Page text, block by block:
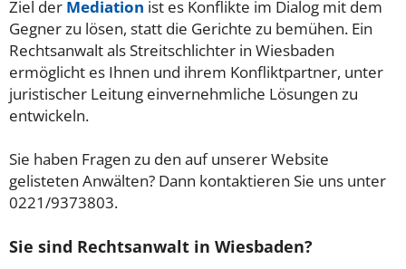
Ziel der Mediation ist es Konflikte im Dialog mit dem
Gegner zu lösen, statt die Gerichte zu bemühen. Ein
Rechtsanwalt als Streitschlichter in Wiesbaden
ermöglicht es Ihnen und ihrem Konfliktpartner, unter
juristischer Leitung einvernehmliche Lösungen zu
entwickeln.
Sie haben Fragen zu den auf unserer Website
gelisteten Anwälten? Dann kontaktieren Sie uns unter
0221/9373803.
Sie sind Rechtsanwalt in Wiesbaden?